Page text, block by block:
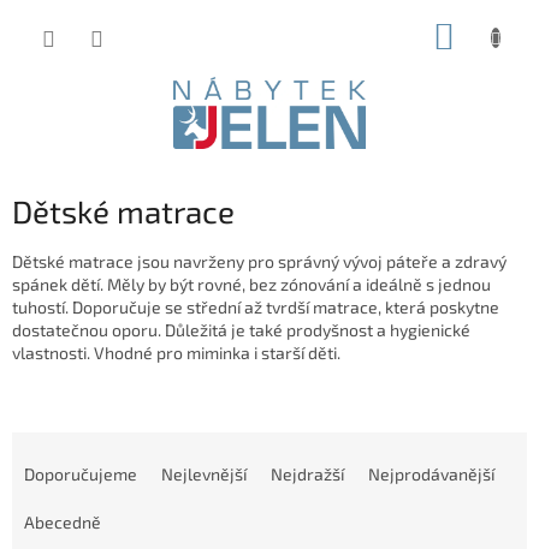
Dětské matrace
Dětské matrace jsou navrženy pro správný vývoj páteře a zdravý
spánek dětí. Měly by být rovné, bez zónování a ideálně s jednou
tuhostí. Doporučuje se střední až tvrdší matrace, která poskytne
dostatečnou oporu. Důležitá je také prodyšnost a hygienické
vlastnosti. Vhodné pro miminka i starší děti.
Doporučujeme Nejlevnější Nejdražší Nejprodávanější
Abecedně